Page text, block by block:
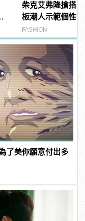
柴克艾弗隆搶搭
板潮人示範個性
FASHION
了美你願意付出多